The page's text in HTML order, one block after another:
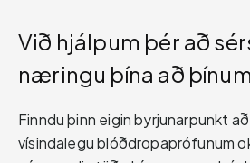
Við hjálpum þér að
næringu þína að
Finndu þinn eigin byrjunarpunkt
vísindalegu blóðdropaprófunum